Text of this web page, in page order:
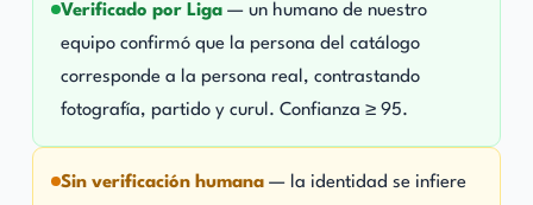
Verificado por Liga — un humano de nuestro
equipo confirmó que la persona del catálogo
corresponde a la persona real, contrastando
fotografía, partido y curul. Confianza ≥ 95.
Sin verificación humana — la identidad se infiere